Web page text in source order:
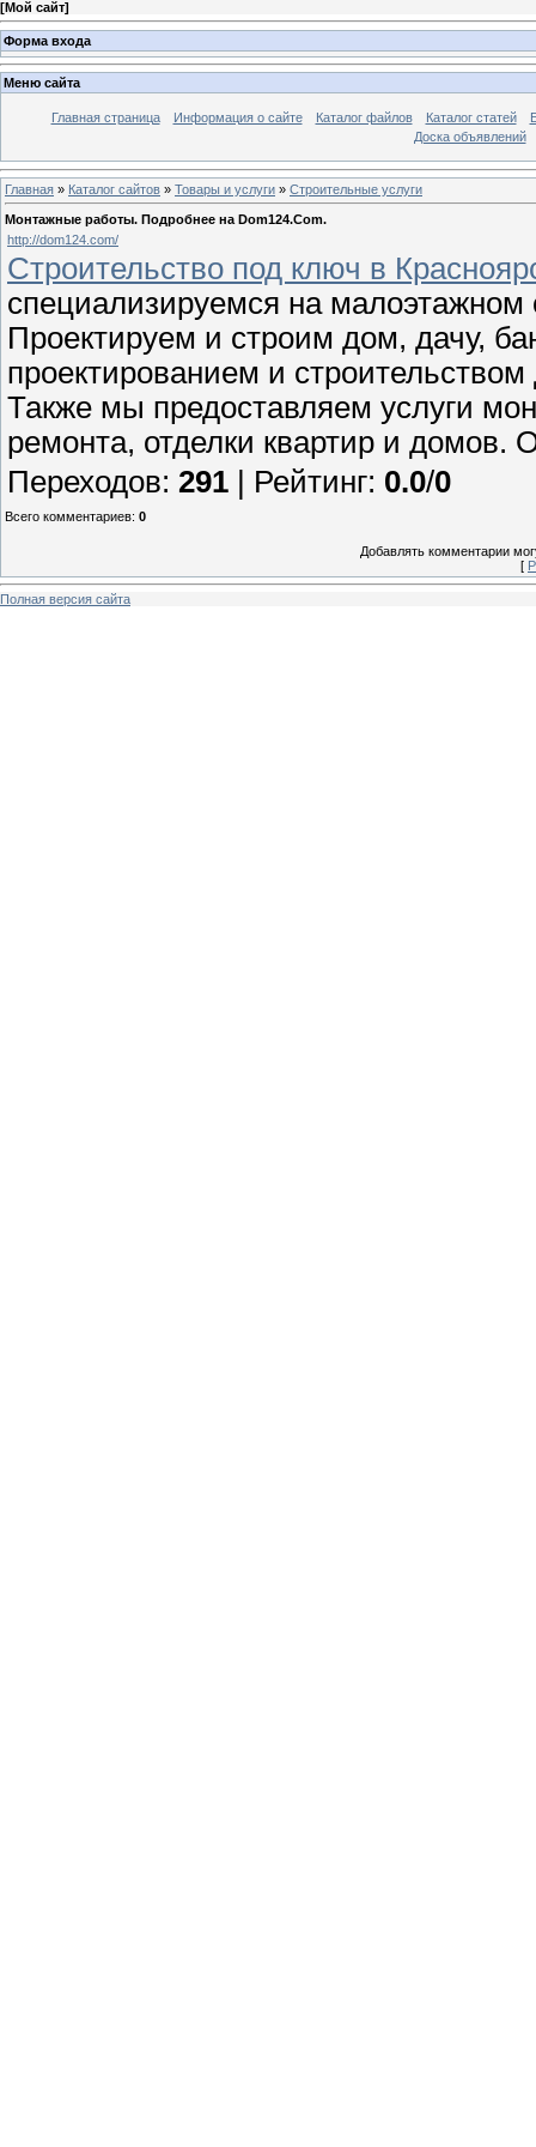
[Мой сайт]
Форма входа
Меню сайта
Главная страница Информация о сайте Каталог файлов Каталог статей
Доска объявлений
Главная » Каталог сайтов » Товары и услуги » Строительные услуги
Монтажные работы. Подробнее на Dom124.Com.
http://dom124.com/
Строительство под ключ в
специализируемся на малоэтажном
Проектируем и строим дом, дачу,
проектированием и
Также мы предоставляем услуги
ремонта, отделки квартир и домов.
Переходов: 291 | Рейтинг: 0.0/0
Всего комментариев: 0
Добавлять комментарии
[
Полная версия сайта